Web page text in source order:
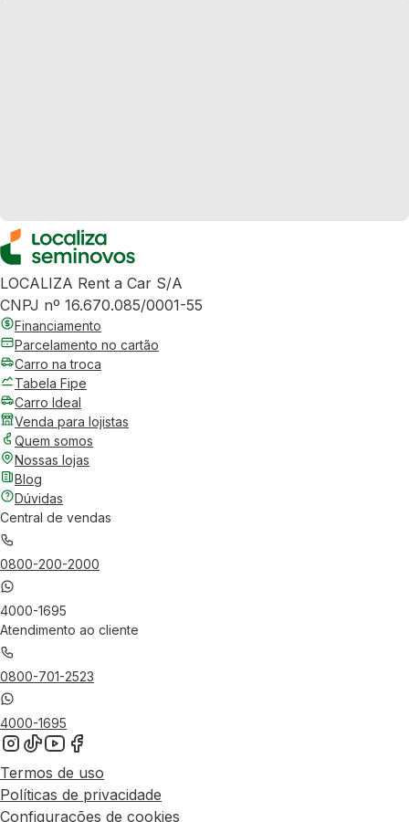
LOCALIZA Rent a Car S/A
CNPJ nº 16.670.085/0001-55
Financiamento
Parcelamento no cartão
Carro na troca
Tabela Fipe
Carro Ideal
Venda para lojistas
Quem somos
Nossas lojas
Blog
Dúvidas
Central de vendas
0800-200-2000
4000-1695
Atendimento ao cliente
0800-701-2523
4000-1695
Termos de uso
Políticas de privacidade
Configurações de cookies